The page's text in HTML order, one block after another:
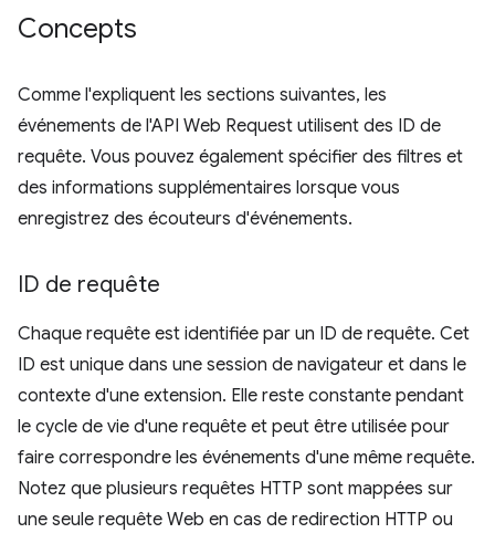
Concepts
Comme l'expliquent les sections suivantes, les
événements de l'API Web Request utilisent des ID de
requête. Vous pouvez également spécifier des filtres et
des informations supplémentaires lorsque vous
enregistrez des écouteurs d'événements.
ID de requête
Chaque requête est identifiée par un ID de requête. Cet
ID est unique dans une session de navigateur et dans le
contexte d'une extension. Elle reste constante pendant
le cycle de vie d'une requête et peut être utilisée pour
faire correspondre les événements d'une même requête.
Notez que plusieurs requêtes HTTP sont mappées sur
une seule requête Web en cas de redirection HTTP ou